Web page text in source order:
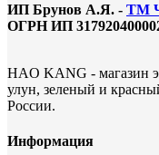
ИП Брунов А.Я. - ТМ
ОГРН ИП
HAO KANG - магазин
улун, зеленый и
России.
Информация